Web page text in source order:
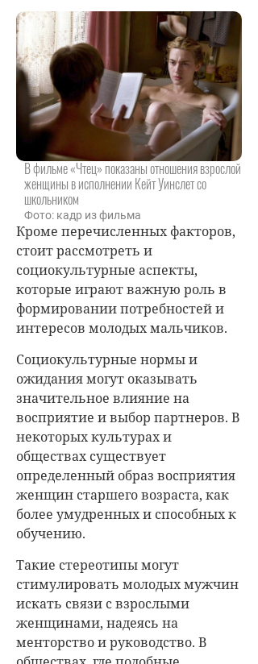
В фильме «Чтец» показаны отношения взрослой
женщины в исполнении Кейт Уинслет со
школьником
Фото: кадр из фильма
Кроме перечисленных факторов,
стоит рассмотреть и
социокультурные аспекты,
которые играют важную роль в
формировании потребностей и
интересов молодых мальчиков.
Социокультурные нормы и
ожидания могут оказывать
значительное влияние на
восприятие и выбор партнеров. В
некоторых культурах и
обществах существует
определенный образ восприятия
женщин старшего возраста, как
более умудренных и способных к
обучению.
Такие стереотипы могут
стимулировать молодых мужчин
искать связи с взрослыми
женщинами, надеясь на
менторство и руководство. В